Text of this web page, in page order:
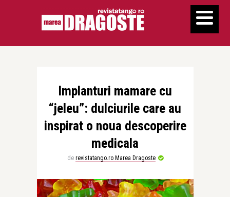
Implanturi mamare cu
“jeleu”: dulciurile care au
inspirat o noua descoperire
medicala
de revistatango.ro Marea Dragoste